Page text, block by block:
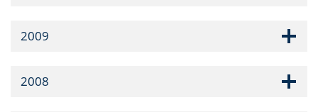
2009
2008